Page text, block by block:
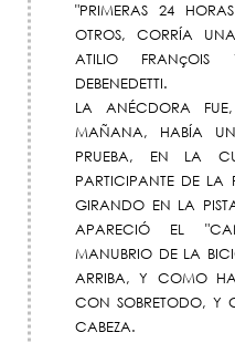
"PRIMERAS 24
OTROS, CORRÍA
ATILIO
DEBENEDETTI.
LA ANÉCDORA
MAÑANA, HABÍA
PRUEBA, EN LA
PARTICIPANTE DE LA
GIRANDO EN LA
APARECIÓ EL
MANUBRIO DE LA
ARRIBA, Y COMO
CON SOBRETODO, Y
CABEZA.